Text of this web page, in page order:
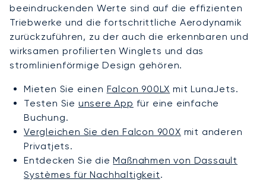
beeindruckenden Werte sind auf die effizienten
Triebwerke und die fortschrittliche Aerodynamik
zurückzuführen, zu der auch die erkennbaren und
wirksamen profilierten Winglets und das
stromlinienförmige Design gehören.
Mieten Sie einen Falcon 900LX mit LunaJets.
Testen Sie unsere App für eine einfache
Buchung.
Vergleichen Sie den Falcon 900X mit anderen
Privatjets.
Entdecken Sie dieMaßnahmen von Dassault
Systèmes für Nachhaltigkeit.